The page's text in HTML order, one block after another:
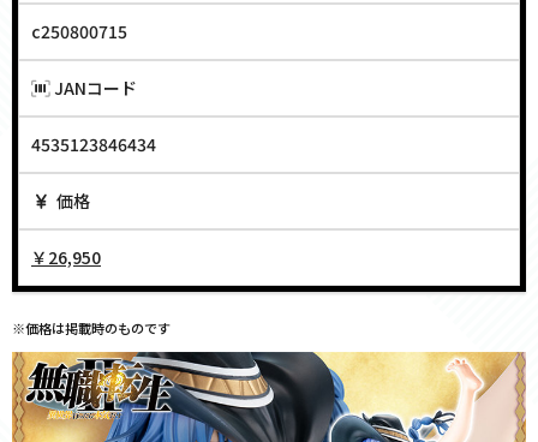
c250800715
JANコード
4535123846434
価格
￥26,950
※価格は掲載時のものです